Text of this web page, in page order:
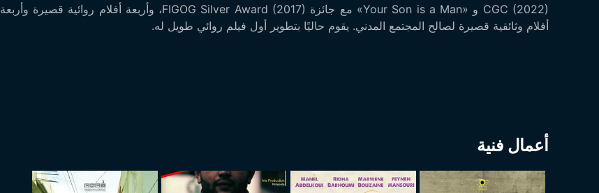
CGC (2022) و «Your Son is a Man» مع جائزة FIGOG Silver Award (2017)، وأربعة أفلام روائية قصيرة وأربعة
أفلام وثائقية قصيرة لصالح المجتمع المدني. يقوم حاليًا بتطوير أول فيلم روائي طويل له.
أعمال فنية